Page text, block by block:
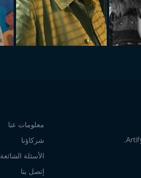
معلومات عنا
شركاؤنا
الأسئلة الشائعة
إتصل بنا